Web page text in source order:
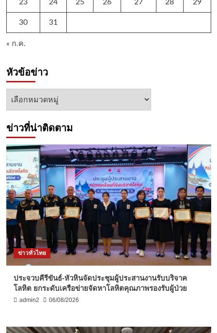
23 24 25 26 27 28 29
30 31
« ก.ค.
หัวข้อข่าว
หัวข้อ
ข่าวที่น่าติดตาม
ข่าวทั่วไทย
ประจวบคีรีขันธ์-หัวหินจัดประชุมผู้ประสานงานรับบริจาค
โลหิต ยกระดับเครือข่ายจัดหาโลหิตคุณภาพรองรับผู้ป่วย
admin2 06/08/2026